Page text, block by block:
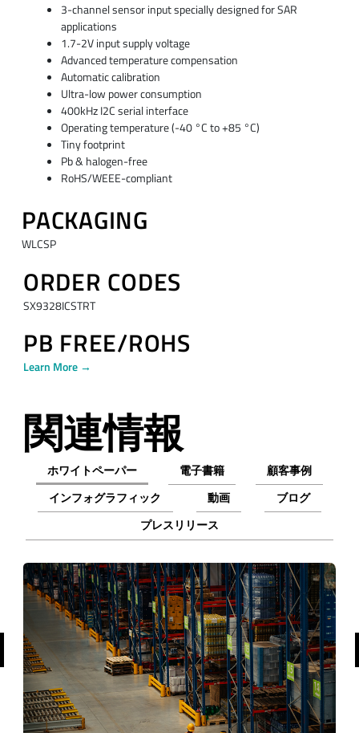
3-channel sensor input specially designed for SAR
applications
1.7-2V input supply voltage
Advanced temperature compensation
Automatic calibration
Ultra-low power consumption
400kHz I2C serial interface
Operating temperature (-40 °C to +85 °C)
Tiny footprint
Pb & halogen-free
RoHS/WEEE-compliant
PACKAGING
WLCSP
ORDER CODES
SX9328ICSTRT
PB FREE/ROHS
Learn More →
関連情報
ホワイトペーパー 電子書籍
顧客事例
インフォグラフィック
動画
ブログ
プレスリリース